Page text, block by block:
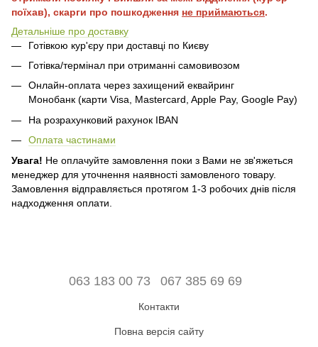
поїхав), скарги про пошкодження не приймаються.
Детальніше про доставку
Готівкою кур'єру при доставці по Києву
Готівка/термінал при отриманні самовивозом
Онлайн-оплата через захищений еквайринг
Монобанк (карти Visa, Mastercard, Apple Pay, Google Pay)
На розрахунковий рахунок IBAN
Оплата частинами
Увага! Не оплачуйте замовлення поки з Вами не зв'яжеться
менеджер для уточнення наявності замовленого товару.
Замовлення відправляється протягом 1-3 робочих днів після
надходження оплати.
063 183 00 73 067 385 69 69
Контакти
Повна версія сайту